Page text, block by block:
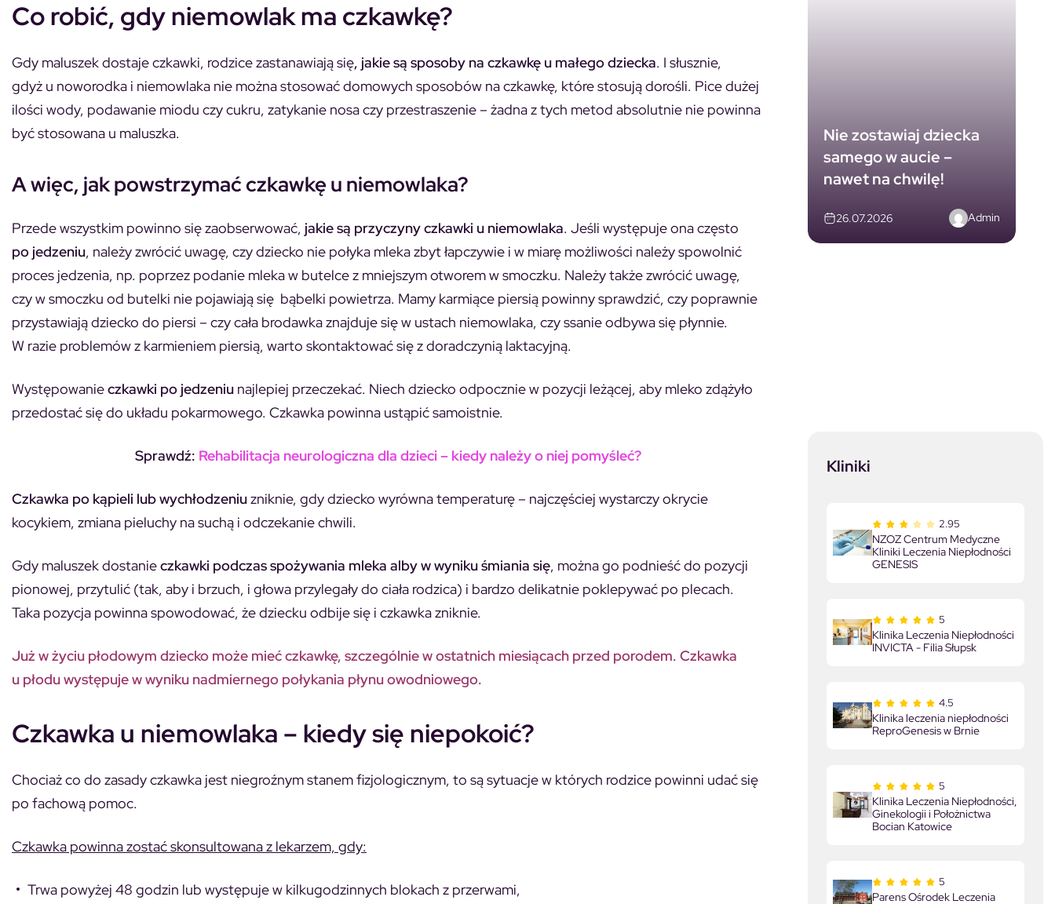
Co robić, gdy niemowlak ma czkawkę?
Gdy maluszek dostaje czkawki, rodzice zastanawiają się, jakie są sposoby na czkawkę u małego dziecka. I słusznie,
gdyż u noworodka i niemowlaka nie można stosować domowych sposobów na czkawkę, które stosują dorośli. Pice dużej
ilości wody, podawanie miodu czy cukru, zatykanie nosa czy przestraszenie – żadna z tych metod absolutnie nie powinna
być stosowana u maluszka.
A więc, jak powstrzymać czkawkę u niemowlaka?
Przede wszystkim powinno się zaobserwować, jakie są przyczyny czkawki u niemowlaka. Jeśli występuje ona często
po jedzeniu, należy zwrócić uwagę, czy dziecko nie połyka mleka zbyt łapczywie i w miarę możliwości należy spowolnić
proces jedzenia, np. poprzez podanie mleka w butelce z mniejszym otworem w smoczku. Należy także zwrócić uwagę,
czy w smoczku od butelki nie pojawiają się bąbelki powietrza. Mamy karmiące piersią powinny sprawdzić, czy poprawnie
przystawiają dziecko do piersi – czy cała brodawka znajduje się w ustach niemowlaka, czy ssanie odbywa się płynnie.
W razie problemów z karmieniem piersią, warto skontaktować się z doradczynią laktacyjną.
Występowanieczkawki po jedzeniu najlepiej przeczekać. Niech dziecko odpocznie w pozycji leżącej, aby mleko zdążyło
przedostać się do układu pokarmowego. Czkawka powinna ustąpić samoistnie.
Sprawdź: Rehabilitacja neurologiczna dla dzieci – kiedy należy o niej pomyśleć?
Czkawka po kąpieli lub wychłodzeniuzniknie, gdy dziecko wyrówna temperaturę – najczęściej wystarczy okrycie
kocykiem, zmiana pieluchy na suchą i odczekanie chwili.
Gdy maluszek dostanieczkawki podczas spożywania mleka alby w wyniku śmiania się, można go podnieść do pozycji
pionowej, przytulić (tak, aby i brzuch, i głowa przylegały do ciała rodzica) i bardzo delikatnie poklepywać po plecach.
Taka pozycja powinna spowodować, że dziecku odbije się i czkawka zniknie.
Już w życiu płodowym dziecko może mieć czkawkę, szczególnie w ostatnich miesiącach przed porodem. Czkawka
u płodu występuje w wyniku nadmiernego połykania płynu owodniowego.
Czkawka u niemowlaka – kiedy się niepokoić?
Chociaż co do zasady czkawka jest niegroźnym stanem fizjologicznym, to są sytuacje w których rodzice powinni udać się
po fachową pomoc.
Czkawka powinna zostać skonsultowana z lekarzem, gdy:
Trwa powyżej 48 godzin lub występuje w kilkugodzinnych blokach z przerwami,
Nie zostawiaj dziecka
samego w aucie –
nawet na chwilę!
26.07.2026 Admin
Kliniki
2.95
NZOZ Centrum Medyczne
Kliniki Leczenia Niepłodności
GENESIS
5
Klinika Leczenia Niepłodności
INVICTA - Filia Słupsk
4.5
Klinika leczenia niepłodności
ReproGenesis w Brnie
5
Klinika Leczenia Niepłodności,
Ginekologii i Położnictwa
Bocian Katowice
5
Parens Ośrodek Leczenia